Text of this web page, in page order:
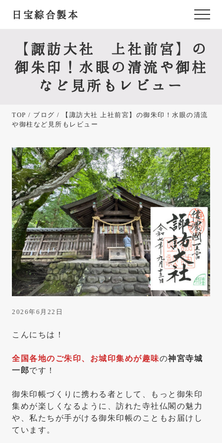
content
sidebar
日宝綜合製本
か
た
御
朱
印
帳
は
き
っ
と
こ
こ
に
ま
す
Menu
【諏訪大社 上社前宮】の
御朱印！水眼の清流や御柱
など見所もレビュー
TOP / ブログ / 【諏訪大社 上社前宮】の御朱印！水眼の清流
や御柱など見所もレビュー
2026年6月22日
こんにちは！
全国各地のご朱印、お城印集めが趣味の神宮寺城
一郎です！
御朱印帳づくりに携わる者として、もっと御朱印
集めが楽しくなるように、訪れた寺社仏閣の魅力
や、私たちが手がける御朱印帳のこともお届けし
ています。